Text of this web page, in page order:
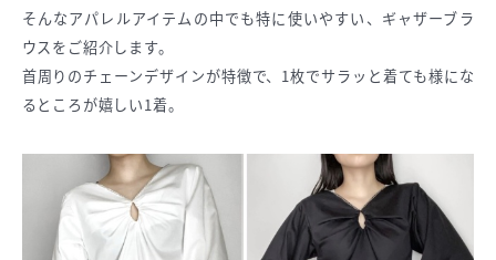
そんなアパレルアイテムの中でも特に使いやすい、ギャザーブラ
ウスをご紹介します。
首周りのチェーンデザインが特徴で、1枚でサラッと着ても様にな
るところが嬉しい1着。